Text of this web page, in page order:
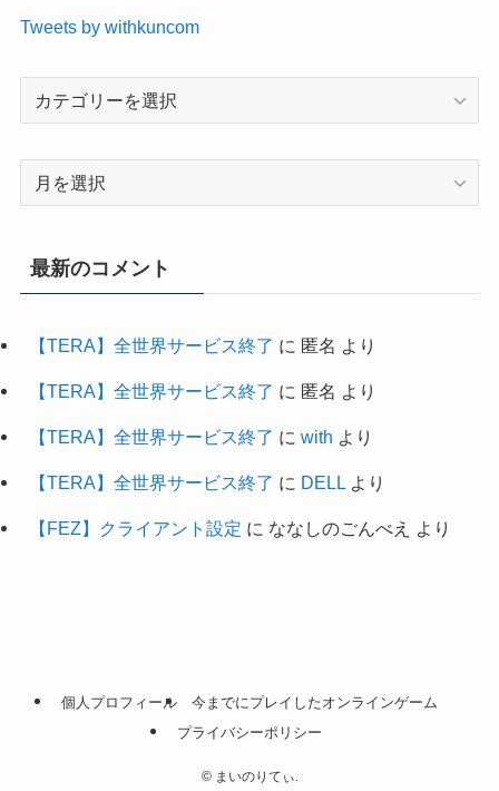
Tweets by withkuncom
最新のコメント
【TERA】全世界サービス終了 に 匿名 より
【TERA】全世界サービス終了 に 匿名 より
【TERA】全世界サービス終了 に with より
【TERA】全世界サービス終了 に DELLより
【FEZ】クライアント設定 に ななしのごんべえ より
個人プロフィール
今までにプレイしたオンラインゲーム
プライバシーポリシー
©まいのりてぃ.